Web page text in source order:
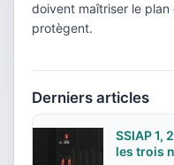
doivent maîtriser le
protègent.
Derniers articles
SSIAP 1,
les trois